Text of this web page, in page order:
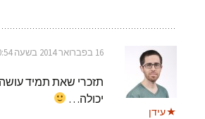
עידן
16 בפברואר 2014 בשעה 20:54
תזכרי שאת תמיד
יכולה…